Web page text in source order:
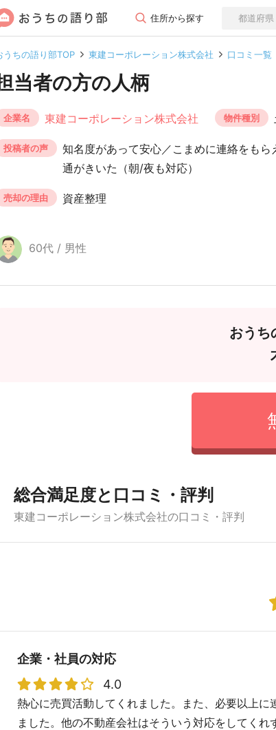
住所から探す
うちの語り部TOP 東建コーポレーション株式会社 口コミ一覧
当者の方の人柄
企業名 東建コーポレーション株式会社 物件種別
投稿者の声
知名度があって安心／こまめに連絡をも
通がきいた（朝/夜も対応）
売却の理由 資産整理
60代 / 男性
おうち
総合満足度と口コミ・評判
東建コーポレーション株式会社の口コミ・評判
企業・社員の対応
4.0
熱心に売買活動してくれました。また、必要以上
ました。他の不動産会社はそういう対応をしてくれ